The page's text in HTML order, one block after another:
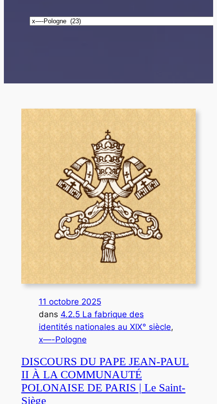
Catégories
11 octobre 2025
dans 4.2.5 La fabrique des
identités nationales au XIX° siècle
x—-Pologne
DISCOURS DU PAPE JEAN-PAUL
II À LA COMMUNAUTÉ
POLONAISE DE PARIS | Le Saint-
Siège